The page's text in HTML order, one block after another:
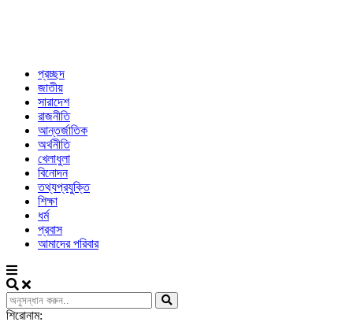
প্রচ্ছদ
জাতীয়
সারাদেশ
রাজনীতি
আন্তর্জাতিক
অর্থনীতি
খেলাধুলা
বিনোদন
তথ্যপ্রযুক্তি
শিক্ষা
ধর্ম
প্রবাস
আমাদের পরিবার
শিরোনাম: